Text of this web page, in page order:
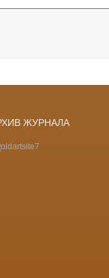
ЖУРНАЛА